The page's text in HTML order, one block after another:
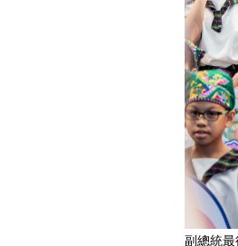
副總統